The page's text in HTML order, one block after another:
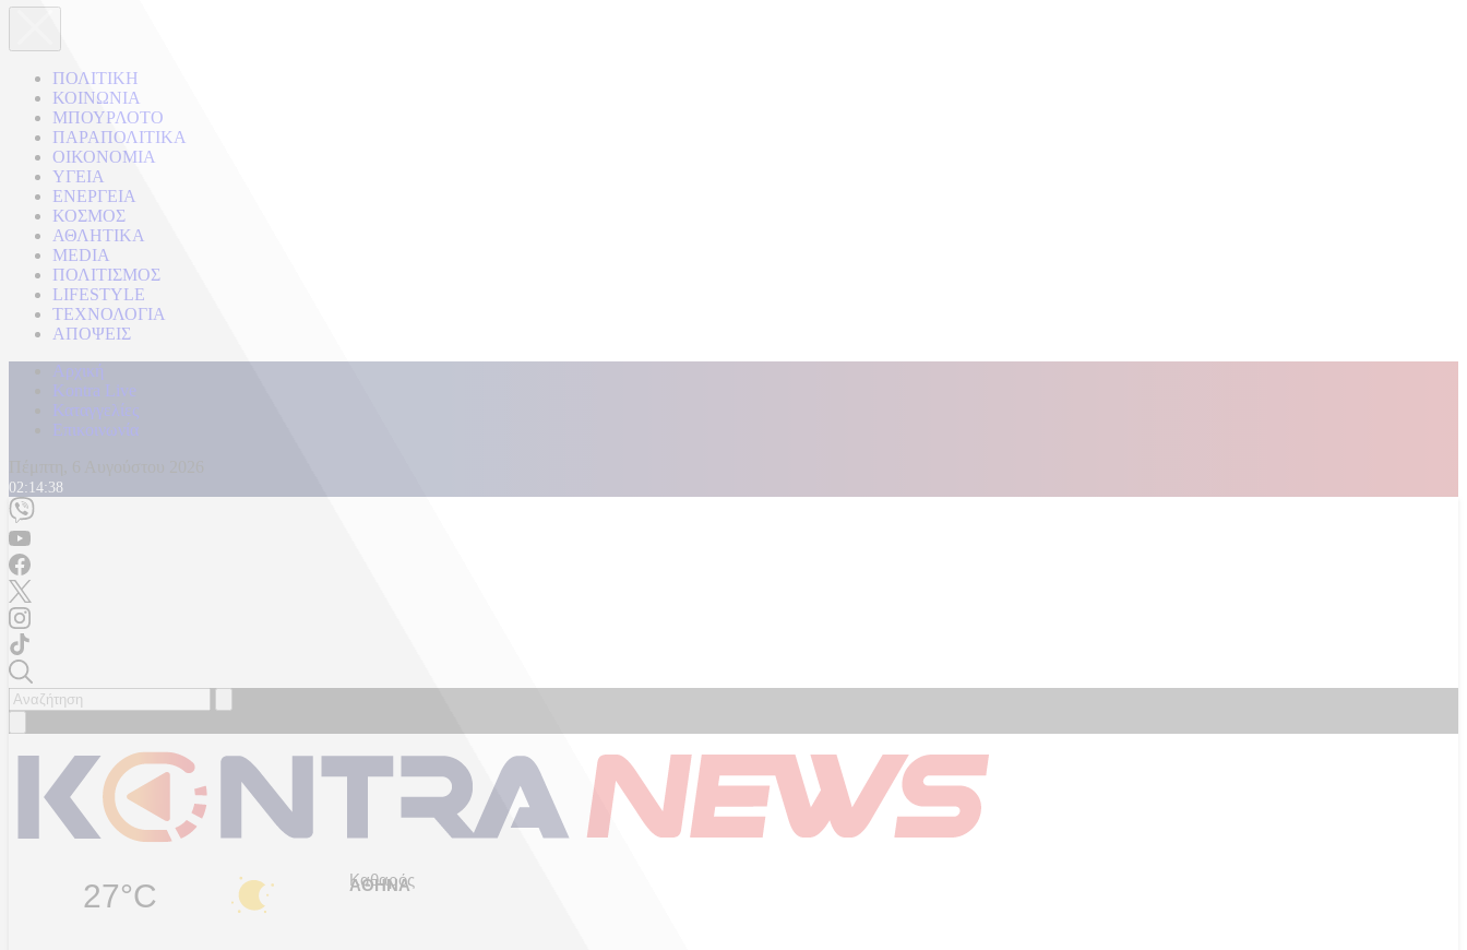
ΠΟΛΙΤΙΚΗ
ΚΟΙΝΩΝΙΑ
ΜΠΟΥΡΛΟΤΟ
ΠΑΡΑΠΟΛΙΤΙΚΑ
ΟΙΚΟΝΟΜΙΑ
ΥΓΕΙΑ
ΕΝΕΡΓΕΙΑ
ΚΟΣΜΟΣ
ΑΘΛΗΤΙΚΑ
MEDIA
ΠΟΛΙΤΙΣΜΟΣ
LIFESTYLE
ΤΕΧΝΟΛΟΓΙΑ
ΑΠΟΨΕΙΣ
Αρχική
Kontra Live
Καταγγελίες
Επικοινωνία
02:14:41
27°C Καθαρός